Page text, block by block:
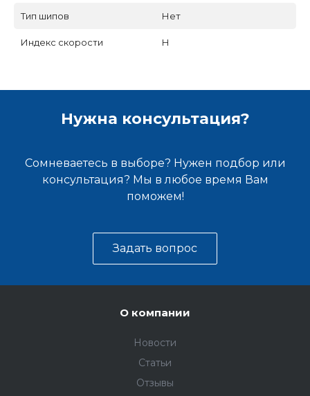
Тип шипов Нет
Индекс скорости H
Нужна консультация?
Сомневаетесь в выборе? Нужен подбор или
консультация? Мы в любое время Вам
поможем!
Задать вопрос
О компании
Новости
Статьи
Отзывы